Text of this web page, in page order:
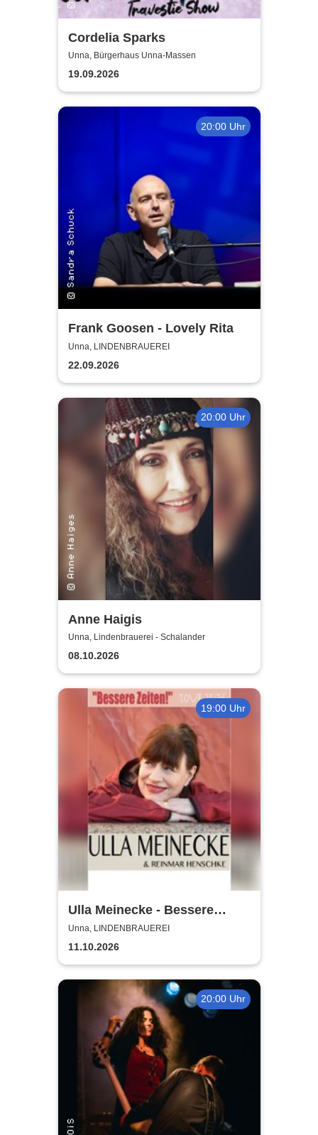
Cordelia Sparks
Unna, Bürgerhaus Unna-Massen
19.09.2026
20:00 Uhr
Frank Goosen - Lovely Rita
Unna, LINDENBRAUEREI
22.09.2026
20:00 Uhr
Anne Haigis
Unna, Lindenbrauerei - Schalander
08.10.2026
19:00 Uhr
Ulla Meinecke - Bessere
Zeiten Tour
Unna, LINDENBRAUEREI
11.10.2026
20:00 Uhr